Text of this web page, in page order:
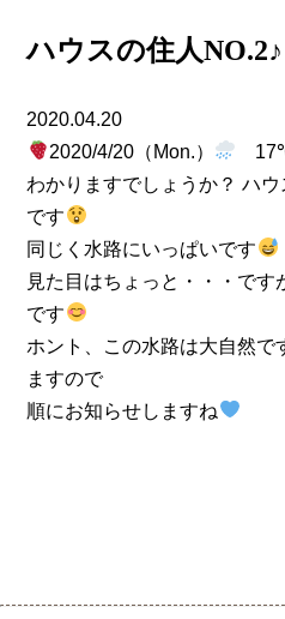
ハウスの住人NO.2♪
2020.04.20
2020/4/20（Mon.）
わかりますでしょうか？ ハウ
です
同じく水路にいっぱいです
見た目はちょっと・・・です
です
ホント、この水路は大自然で
ますので
順にお知らせしますね